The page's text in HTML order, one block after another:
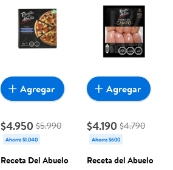
$4.950 $5.990
Ahorra $1.040
Receta Del Abuelo
Agregar
$4.190 $4.790
Ahorra $600
Receta del Abuelo
Agregar